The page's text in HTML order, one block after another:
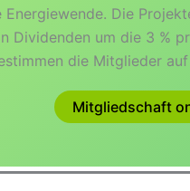
Energiewende. Die
Dividenden um die 3 %
die Mitglieder
Mitgliedschaft